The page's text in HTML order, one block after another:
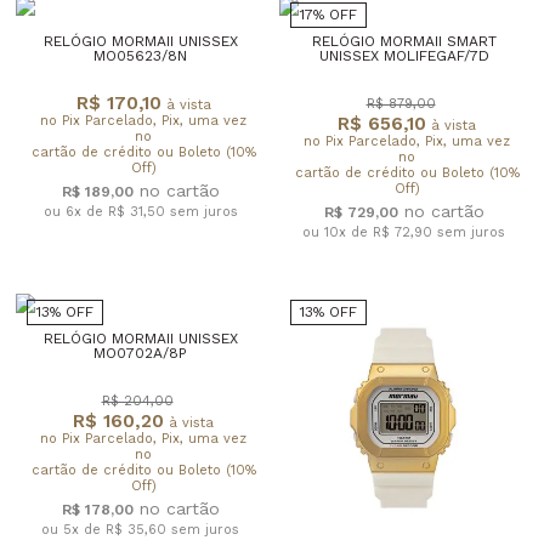
RELÓGIO MORMAII UNISSEX
MO05623/8N
R$ 170,10 à vista
no Pix Parcelado, Pix, uma vez
no
cartão de crédito ou Boleto (10%
Off)
R$ 189,00
ou 6x de R$ 31,50 sem juros
17% OFF
RELÓGIO MORMAII SMART
UNISSEX MOLIFEGAF/7D
R$ 656,10 à vista
no Pix Parcelado, Pix, uma vez
no
cartão de crédito ou Boleto (10%
Off)
R$ 879,00
R$ 729,00
ou 10x de R$ 72,90 sem juros
13% OFF
RELÓGIO MORMAII UNISSEX
MO0702A/8P
R$ 160,20 à vista
no Pix Parcelado, Pix, uma vez
no
cartão de crédito ou Boleto (10%
Off)
R$ 204,00
R$ 178,00
ou 5x de R$ 35,60 sem juros
13% OFF